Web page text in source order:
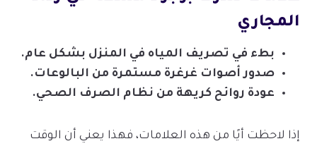
المجاري
بطء في تصريف المياه في المنزل بشكل عام.
صدور أصوات غرغرة مستمرة من البالوعات.
عودة روائح كريهة من نظام الصرف الصحي.
إذا لاحظت أيًا من هذه العلامات، فهذا يعني أن الوقت